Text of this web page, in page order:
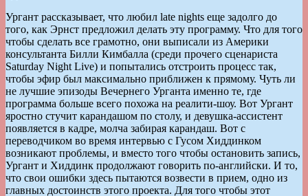
Ургант рассказывает, что любил late nights еще задолго до
того, как Эрнст предложил делать эту программу. Что для того
чтобы сделать все грамотно, они выписали из Америки
консультанта Билли Кимбалла (среди прочего сценариста
Saturday Night Live) и попытались отстроить процесс так,
чтобы эфир был максимально приближен к прямому. Чуть ли
не лучшие эпизоды Вечернего Урганта именно те, где
программа больше всего похожа на реалити-шоу. Вот Ургант
яростно стучит карандашом по столу, и девушка-ассистент
появляется в кадре, молча забирая карандаш. Вот с
переводчиком во время интервью с Гусом Хиддинком
возникают проблемы, и вместо того чтобы остановить запись,
Ургант и Хиддинк продолжают говорить по-английски. И то,
что свои ошибки здесь пытаются возвести в прием, одно из
главных достоинств этого проекта. Для того чтобы этот